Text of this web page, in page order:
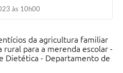
às 10h00
da agricultura familiar
para a merenda escolar -
Dietética - Departamento de